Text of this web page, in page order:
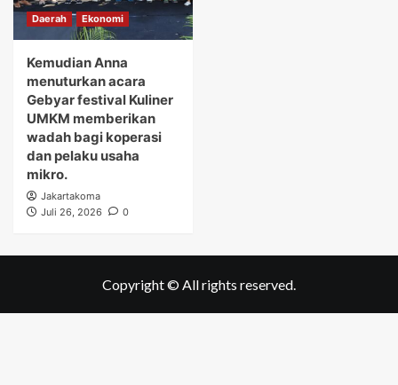
Daerah Ekonomi
Kemudian Anna
menuturkan acara
Gebyar festival Kuliner
UMKM memberikan
wadah bagi koperasi
dan pelaku usaha
mikro.
Jakartakoma
Juli 26, 2026
0
Copyright © All rights reserved.